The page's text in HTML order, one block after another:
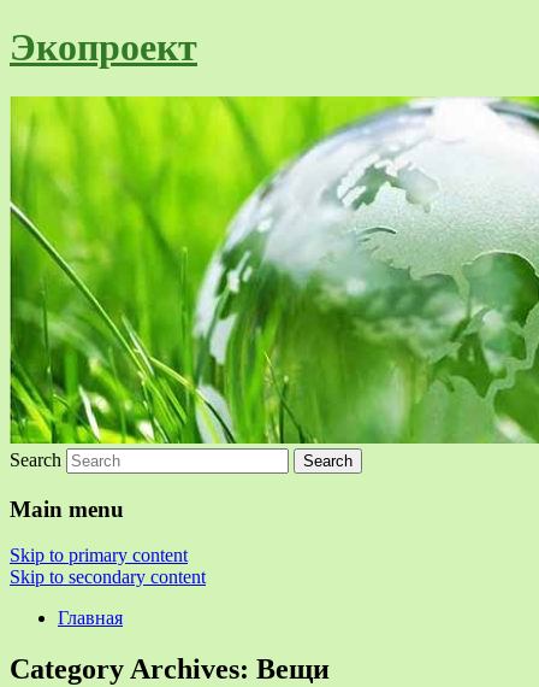
Экопроект
Search
Main menu
Skip to primary content
Skip to secondary content
Главная
Category Archives: Вещи